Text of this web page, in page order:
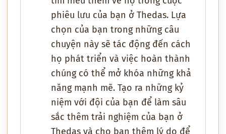
phiêu lưu của bạn ở Thedas. Lựa
chọn của bạn trong những câu
chuyện này sẽ tác động đến cách
họ phát triển và việc hoàn thành
chúng có thể mở khóa những khả
năng mạnh mẽ. Tạo ra những kỷ
niệm với đội của bạn để làm sâu
sắc thêm trải nghiệm của bạn ở
Thedas và cho bạn thêm lý do để